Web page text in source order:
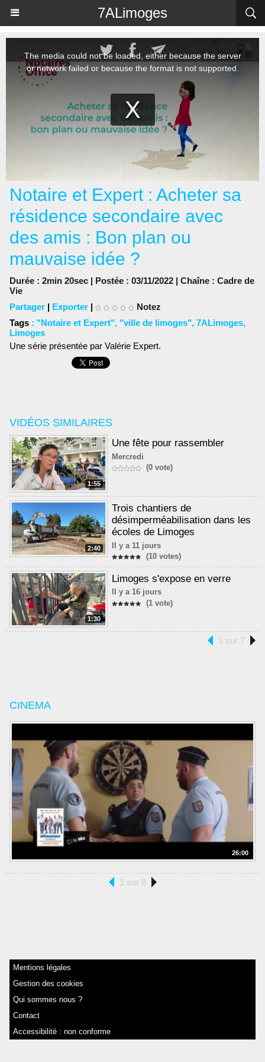
7ALimoges
VIDÉOS SIMILAIRES
1:55
Une fête pour rassembler
Mercredi
(0 vote)
2:40
Trois chantiers de
désimperméabilisation dans les
écoles de Limoges
Il y a 11 jours
(10 votes)
1:30
Limoges s'expose en verre
Il y a 16 jours
(1 vote)
1 sur 7
CINEMA
26:00
1 sur 8
Notaire et Expert : Acheter sa
résidence secondaire avec
des amis : Bon plan ou
mauvaise idée ?
Durée : 2min 20sec | Postée : 03/11/2022 | Chaîne : Cadre de
Vie
Partager | Exporter |
Notez
Tags : "Notaire et Expert", "ville de limoges", 7ALimoges,
Limoges
Une série présentée par Valérie Expert.
Mentions légales
Gestion des cookies
Qui sommes nous ?
Contact
Accessibilité : non conforme